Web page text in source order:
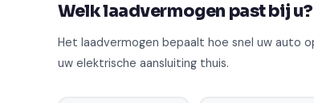
Welk laadvermogen past bij u?
Het laadvermogen bepaalt hoe snel uw auto
uw elektrische aansluiting thuis.